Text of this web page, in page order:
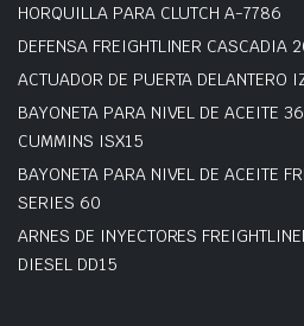
HORQUILLA PARA CLUTCH A-7786
DEFENSA FREIGHTLINER CASCADIA
ACTUADOR DE PUERTA DELANTERO
BAYONETA PARA NIVEL DE ACEITE
CUMMINS ISX15
BAYONETA PARA NIVEL DE ACEITE
SERIES 60
ARNES DE INYECTORES
DIESEL DD15